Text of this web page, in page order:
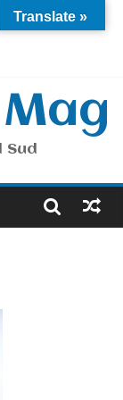
!
vert au
Sud
Translate »